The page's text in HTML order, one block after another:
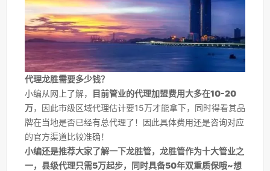
代理龙胜需要多少钱？
小编从网上了解，
目前管业的代理加盟费用大多在10-20
万，因此市级区域代理估计要15万才能拿下，同时得看其品
牌在当地是否已经有总代理了！因此具体费用还是咨询对应
的官方渠道比较准确！
小编还是推荐大家了解一下龙胜管，龙胜管作为十大管业之
一，县级代理只需5万起步，同时具备50年双重质保哦~想